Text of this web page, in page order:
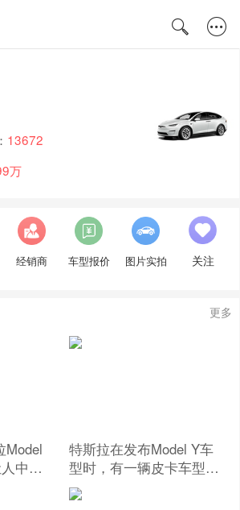
13672
万
经销商 车型报价 图片实拍 关注
更多
Model
中毒
特斯拉在发布Model Y车
型时，有一辆皮卡车型一
闪而过